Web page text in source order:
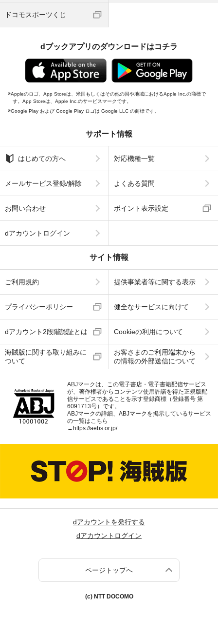
ドコモスポーツくじ
dブックアプリのダウンロードはコチラ
Appleのロゴ、App Storeは、米国もしくはその他の国や地域におけるApple Inc.の商標で
す。App Storeは、Apple Inc.のサービスマークです。
Google Play および Google Play ロゴは Google LLC の商標です。
サポート情報
はじめての方へ 対応機種一覧
メールサービス登録/解除 よくある質問
お問い合わせ ポイント表示設定
dアカウントログイン
サイト情報
ご利用規約 提供事業者等に関する表示
プライバシーポリシー 健全なサービスに向けて
dアカウント2段階認証とは Cookieの利用について
海賊版に関する取り組みに
ついて
お客さまのご利用端末から
の情報の外部送信について
ABJマークは、この電子書店・電子書籍配信サービス
が、著作権者からコンテンツ使用許諾を得た正規版配
信サービスであることを示す登録商標（登録番号 第
6091713号）です。
ABJマークの詳細、ABJマークを掲示しているサービス
の一覧はこちら
→https://aebs.or.jp/
dアカウントを発行する
dアカウントログイン
ページトップへ
(c) NTT DOCOMO